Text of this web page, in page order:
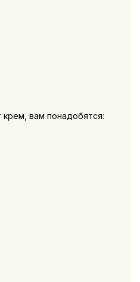
крем, вам понадобятся: